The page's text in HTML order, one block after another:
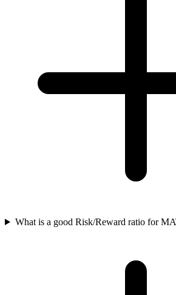
What is a good Risk/Reward ratio for